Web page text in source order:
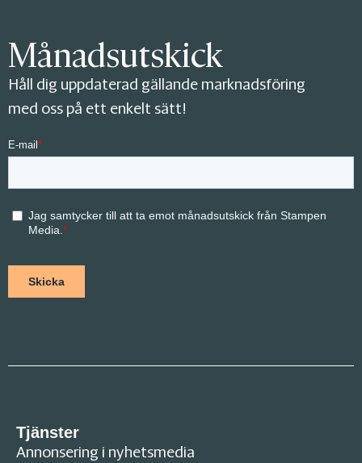
Månadsutskick
Håll dig uppdaterad gällande marknadsföring
med oss på ett enkelt sätt!
Tjänster
Annonsering i nyhetsmedia